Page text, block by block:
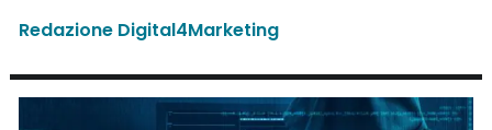
Redazione Digital4Marketing